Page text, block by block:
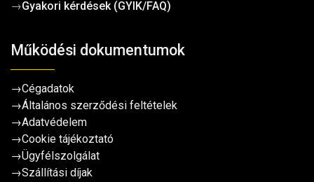
→Gyakori kérdések (GYIK/FAQ)
Működési dokumentumok
→Cégadatok
→Általános szerződési feltételek
→Adatvédelem
→Cookie tájékoztató
→Ügyfélszolgálat
→Szállítási díjak